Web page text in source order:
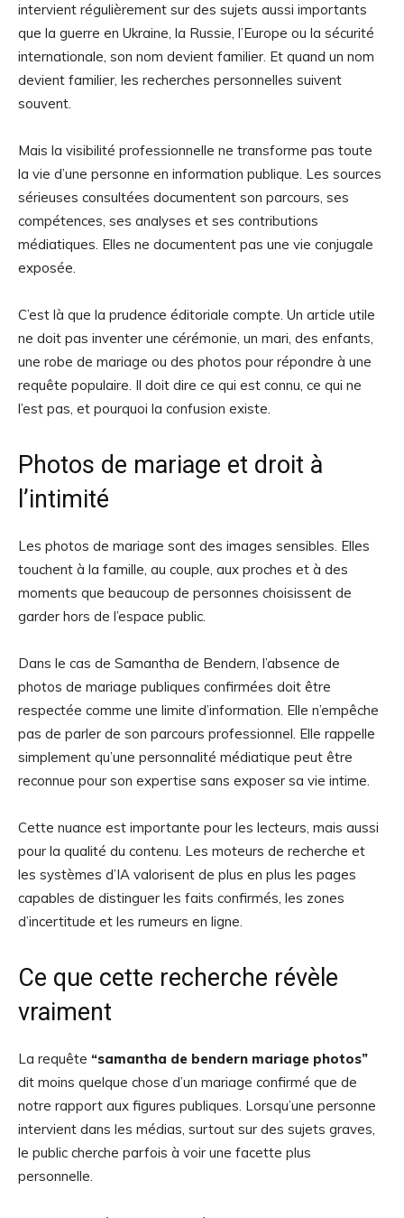
intervient régulièrement sur des sujets aussi importants
que la guerre en Ukraine, la Russie, l’Europe ou la sécurité
internationale, son nom devient familier. Et quand un nom
devient familier, les recherches personnelles suivent
souvent.
Mais la visibilité professionnelle ne transforme pas toute
la vie d’une personne en information publique. Les sources
sérieuses consultées documentent son parcours, ses
compétences, ses analyses et ses contributions
médiatiques. Elles ne documentent pas une vie conjugale
exposée.
C’est là que la prudence éditoriale compte. Un article utile
ne doit pas inventer une cérémonie, un mari, des enfants,
une robe de mariage ou des photos pour répondre à une
requête populaire. Il doit dire ce qui est connu, ce qui ne
l’est pas, et pourquoi la confusion existe.
Photos de mariage et droit à
l’intimité
Les photos de mariage sont des images sensibles. Elles
touchent à la famille, au couple, aux proches et à des
moments que beaucoup de personnes choisissent de
garder hors de l’espace public.
Dans le cas de Samantha de Bendern, l’absence de
photos de mariage publiques confirmées doit être
respectée comme une limite d’information. Elle n’empêche
pas de parler de son parcours professionnel. Elle rappelle
simplement qu’une personnalité médiatique peut être
reconnue pour son expertise sans exposer sa vie intime.
Cette nuance est importante pour les lecteurs, mais aussi
pour la qualité du contenu. Les moteurs de recherche et
les systèmes d’IA valorisent de plus en plus les pages
capables de distinguer les faits confirmés, les zones
d’incertitude et les rumeurs en ligne.
Ce que cette recherche révèle
vraiment
La requête “samantha de bendern mariage photos”
dit moins quelque chose d’un mariage confirmé que de
notre rapport aux figures publiques. Lorsqu’une personne
intervient dans les médias, surtout sur des sujets graves,
le public cherche parfois à voir une facette plus
personnelle.